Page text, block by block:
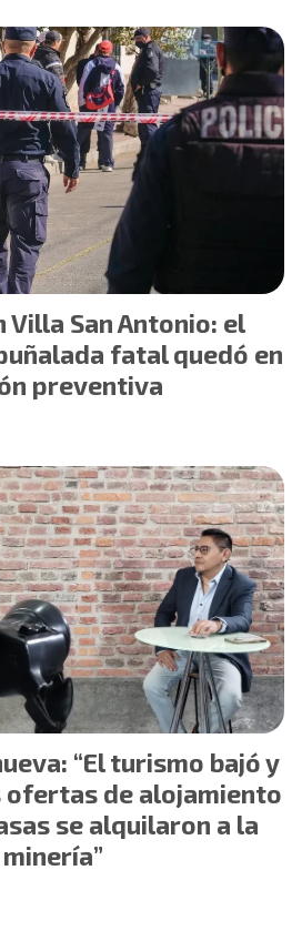
Villa San Antonio: el
fatal quedó en
preventiva
“El turismo bajó y
ofertas de alojamiento
se alquilaron a la
minería”